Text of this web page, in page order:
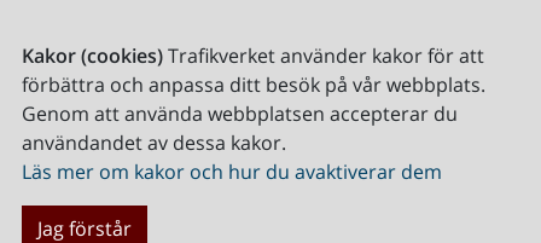
Kakor (cookies)Trafikverket använder kakor för att
förbättra och anpassa ditt besök på vår webbplats.
Genom att använda webbplatsen accepterar du
användandet av dessa kakor.
Läs mer om kakor och hur du avaktiverar dem
Jag förstår